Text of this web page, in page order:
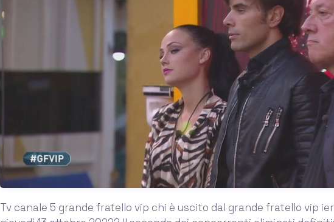
Tv canale 5 grande fratello vip chi è uscito dal grande fratello vip